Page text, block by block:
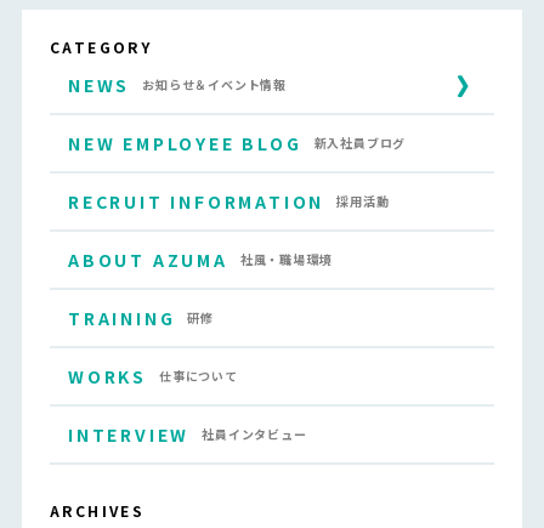
CATEGORY
NEWS お知らせ＆イベント情報
NEW EMPLOYEE BLOG 新入社員ブログ
RECRUIT INFORMATION 採用活動
ABOUT AZUMA 社風・職場環境
TRAINING 研修
WORKS 仕事について
INTERVIEW 社員インタビュー
ARCHIVES